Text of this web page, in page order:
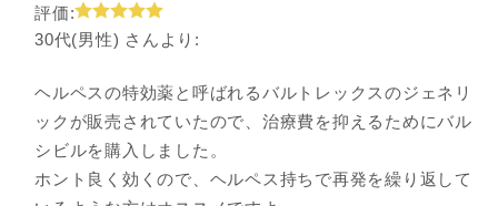
評価:
30代(男性) さんより:
ヘルペスの特効薬と呼ばれるバルトレックスのジェネリ
ックが販売されていたので、治療費を抑えるためにバル
シビルを購入しました。
ホント良く効くので、ヘルペス持ちで再発を繰り返して